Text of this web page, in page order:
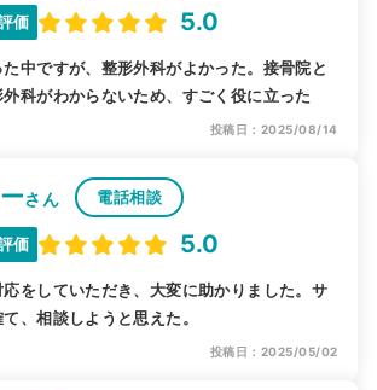
価 5.0
中ですが、整形外科がよかった。接骨院と
科がわからないため、すごく役に立った
投稿日：2025/08/14
さん 電話相談
価 5.0
をしていただき、大変に助かりました。サ
、相談しようと思えた。
投稿日：2025/05/02